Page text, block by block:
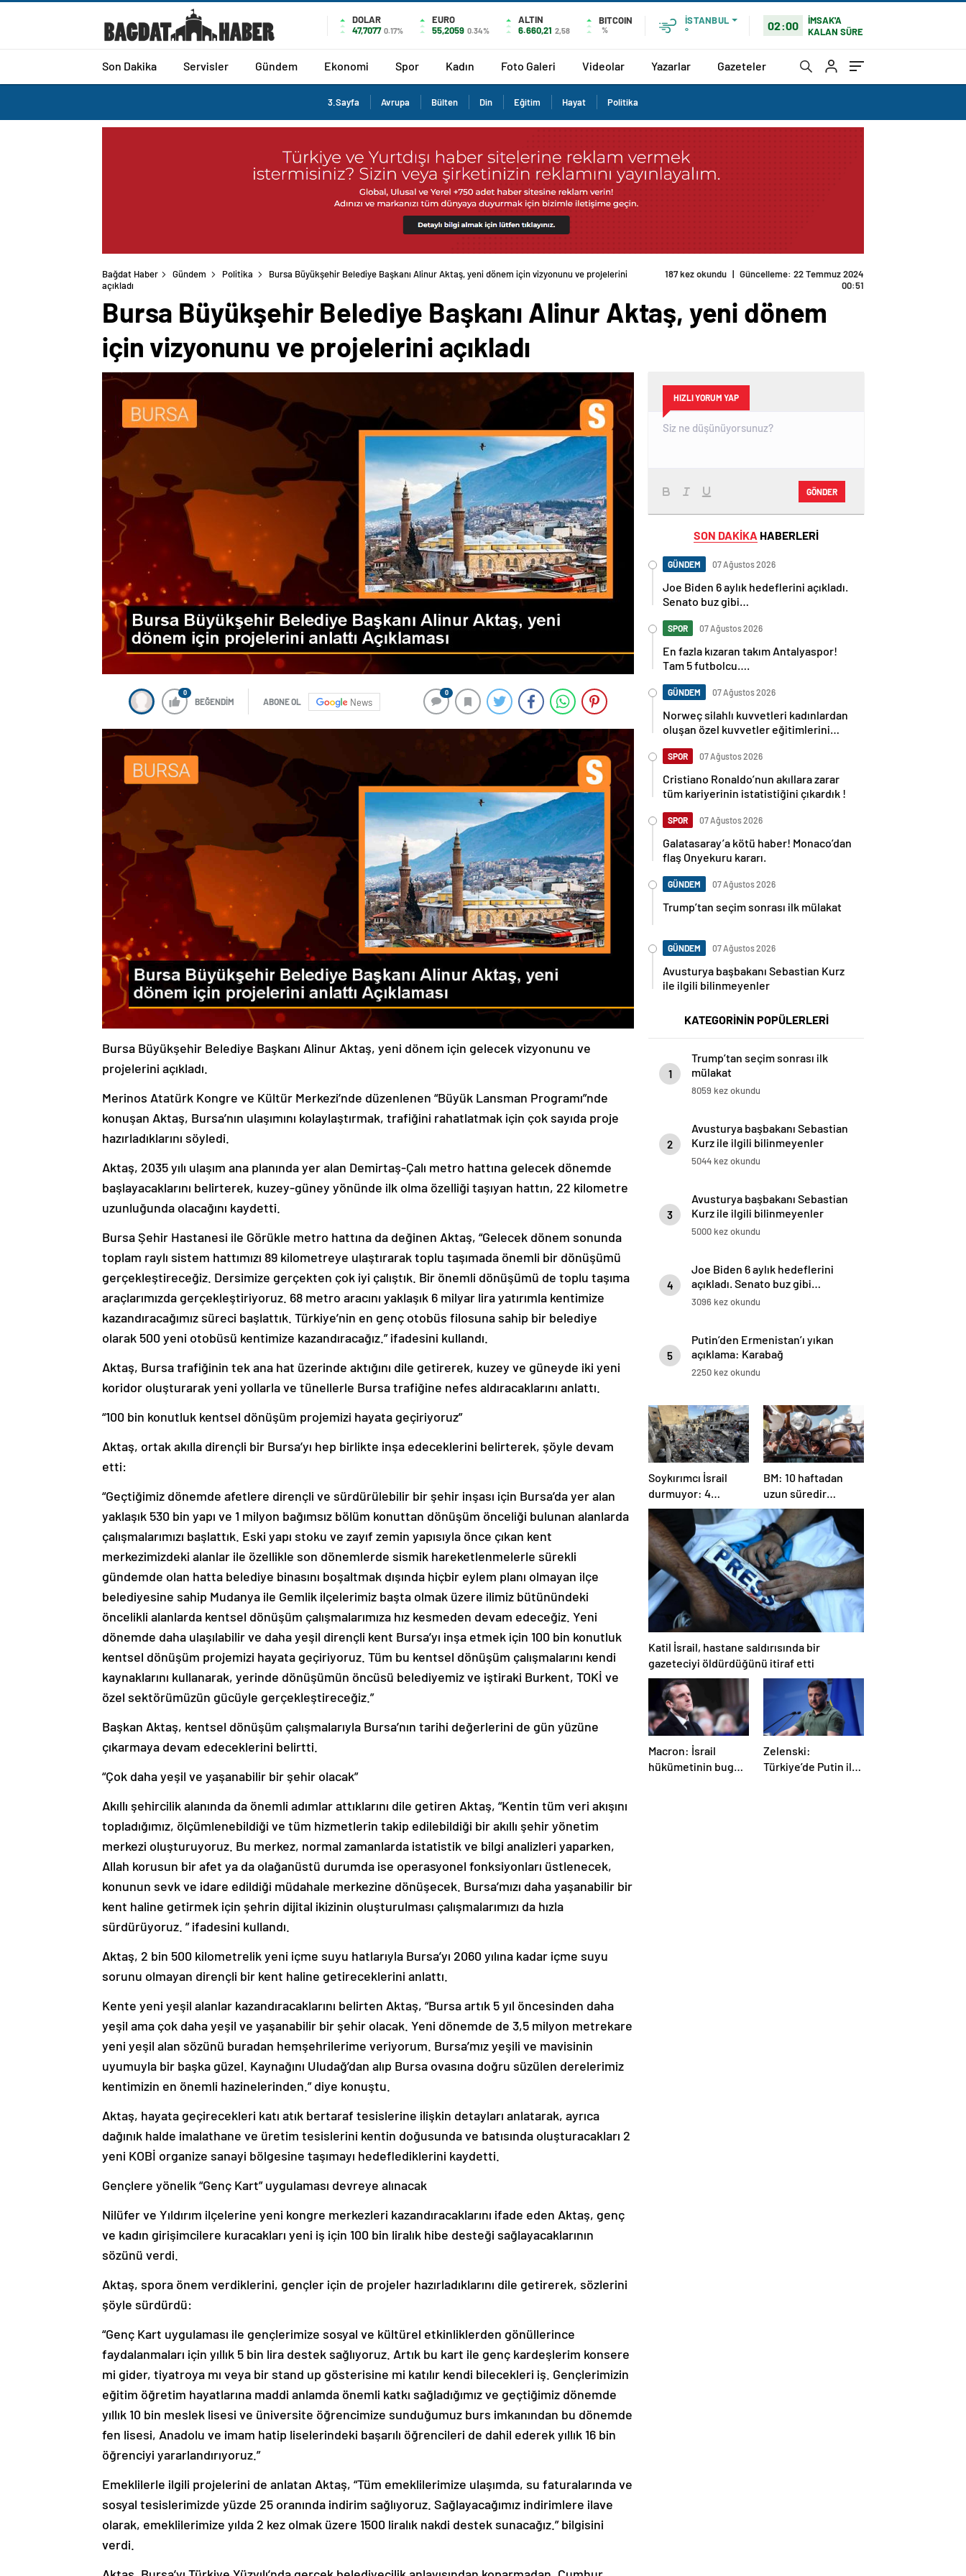
DOLAR
47,7077 0.17%
EURO
55,2059 0.34%
ALTIN
6.660,21 2,58
BITCOIN
%
İSTANBUL
°
02:00
İMSAK'A
KALAN SÜRE
Son Dakika Servisler Gündem Ekonomi Spor Kadın Foto Galeri Videolar Yazarlar Gazeteler
3.Sayfa Avrupa Bülten Din Eğitim Hayat Politika
Bağdat Haber Gündem Politika
Bursa Büyükşehir Belediye Başkanı Alinur Aktaş, yeni dönem için vizyonunu ve projelerini
açıkladı
187 kez okundu | Güncelleme: 22 Temmuz 2024
00:51
Bursa Büyükşehir Belediye Başkanı Alinur Aktaş, yeni dönem
için vizyonunu ve projelerini açıkladı
0
BEĞENDİM ABONE OL News
0
Bursa Büyükşehir Belediye Başkanı Alinur Aktaş, yeni dönem için gelecek vizyonunu ve
projelerini açıkladı.
Merinos Atatürk Kongre ve Kültür Merkezi’nde düzenlenen “Büyük Lansman Programı”nde
konuşan Aktaş, Bursa’nın ulaşımını kolaylaştırmak, trafiğini rahatlatmak için çok sayıda proje
hazırladıklarını söyledi.
Aktaş, 2035 yılı ulaşım ana planında yer alan Demirtaş-Çalı metro hattına gelecek dönemde
başlayacaklarını belirterek, kuzey-güney yönünde ilk olma özelliği taşıyan hattın, 22 kilometre
uzunluğunda olacağını kaydetti.
Bursa Şehir Hastanesi ile Görükle metro hattına da değinen Aktaş, “Gelecek dönem sonunda
toplam raylı sistem hattımızı 89 kilometreye ulaştırarak toplu taşımada önemli bir dönüşümü
gerçekleştireceğiz. Dersimize gerçekten çok iyi çalıştık. Bir önemli dönüşümü de toplu taşıma
araçlarımızda gerçekleştiriyoruz. 68 metro aracını yaklaşık 6 milyar lira yatırımla kentimize
kazandıracağımız süreci başlattık. Türkiye’nin en genç otobüs filosuna sahip bir belediye
olarak 500 yeni otobüsü kentimize kazandıracağız.” ifadesini kullandı.
Aktaş, Bursa trafiğinin tek ana hat üzerinde aktığını dile getirerek, kuzey ve güneyde iki yeni
koridor oluşturarak yeni yollarla ve tünellerle Bursa trafiğine nefes aldıracaklarını anlattı.
“100 bin konutluk kentsel dönüşüm projemizi hayata geçiriyoruz”
Aktaş, ortak akılla dirençli bir Bursa’yı hep birlikte inşa edeceklerini belirterek, şöyle devam
etti:
“Geçtiğimiz dönemde afetlere dirençli ve sürdürülebilir bir şehir inşası için Bursa’da yer alan
yaklaşık 530 bin yapı ve 1 milyon bağımsız bölüm konuttan dönüşüm önceliği bulunan alanlarda
çalışmalarımızı başlattık. Eski yapı stoku ve zayıf zemin yapısıyla önce çıkan kent
merkezimizdeki alanlar ile özellikle son dönemlerde sismik hareketlenmelerle sürekli
gündemde olan hatta belediye binasını boşaltmak dışında hiçbir eylem planı olmayan ilçe
belediyesine sahip Mudanya ile Gemlik ilçelerimiz başta olmak üzere ilimiz bütünündeki
öncelikli alanlarda kentsel dönüşüm çalışmalarımıza hız kesmeden devam edeceğiz. Yeni
dönemde daha ulaşılabilir ve daha yeşil dirençli kent Bursa’yı inşa etmek için 100 bin konutluk
kentsel dönüşüm projemizi hayata geçiriyoruz. Tüm bu kentsel dönüşüm çalışmalarını kendi
kaynaklarını kullanarak, yerinde dönüşümün öncüsü belediyemiz ve iştiraki Burkent, TOKİ ve
özel sektörümüzün gücüyle gerçekleştireceğiz.”
Başkan Aktaş, kentsel dönüşüm çalışmalarıyla Bursa’nın tarihi değerlerini de gün yüzüne
çıkarmaya devam edeceklerini belirtti.
“Çok daha yeşil ve yaşanabilir bir şehir olacak”
Akıllı şehircilik alanında da önemli adımlar attıklarını dile getiren Aktaş, “Kentin tüm veri akışını
topladığımız, ölçümlenebildiği ve tüm hizmetlerin takip edilebildiği bir akıllı şehir yönetim
merkezi oluşturuyoruz. Bu merkez, normal zamanlarda istatistik ve bilgi analizleri yaparken,
Allah korusun bir afet ya da olağanüstü durumda ise operasyonel fonksiyonları üstlenecek,
konunun sevk ve idare edildiği müdahale merkezine dönüşecek. Bursa’mızı daha yaşanabilir bir
kent haline getirmek için şehrin dijital ikizinin oluşturulması çalışmalarımızı da hızla
sürdürüyoruz. ” ifadesini kullandı.
Aktaş, 2 bin 500 kilometrelik yeni içme suyu hatlarıyla Bursa’yı 2060 yılına kadar içme suyu
sorunu olmayan dirençli bir kent haline getireceklerini anlattı.
Kente yeni yeşil alanlar kazandıracaklarını belirten Aktaş, “Bursa artık 5 yıl öncesinden daha
yeşil ama çok daha yeşil ve yaşanabilir bir şehir olacak. Yeni dönemde de 3,5 milyon metrekare
yeni yeşil alan sözünü buradan hemşehrilerime veriyorum. Bursa’mız yeşili ve mavisinin
uyumuyla bir başka güzel. Kaynağını Uludağ’dan alıp Bursa ovasına doğru süzülen derelerimiz
kentimizin en önemli hazinelerinden.” diye konuştu.
Aktaş, hayata geçirecekleri katı atık bertaraf tesislerine ilişkin detayları anlatarak, ayrıca
dağınık halde imalathane ve üretim tesislerini kentin doğusunda ve batısında oluşturacakları 2
yeni KOBİ organize sanayi bölgesine taşımayı hedeflediklerini kaydetti.
Gençlere yönelik “Genç Kart” uygulaması devreye alınacak
Nilüfer ve Yıldırım ilçelerine yeni kongre merkezleri kazandıracaklarını ifade eden Aktaş, genç
ve kadın girişimcilere kuracakları yeni iş için 100 bin liralık hibe desteği sağlayacaklarının
sözünü verdi.
Aktaş, spora önem verdiklerini, gençler için de projeler hazırladıklarını dile getirerek, sözlerini
şöyle sürdürdü:
“Genç Kart uygulaması ile gençlerimize sosyal ve kültürel etkinliklerden gönüllerince
faydalanmaları için yıllık 5 bin lira destek sağlıyoruz. Artık bu kart ile genç kardeşlerim konsere
mi gider, tiyatroya mı veya bir stand up gösterisine mi katılır kendi bilecekleri iş. Gençlerimizin
eğitim öğretim hayatlarına maddi anlamda önemli katkı sağladığımız ve geçtiğimiz dönemde
yıllık 10 bin meslek lisesi ve üniversite öğrencimize sunduğumuz burs imkanından bu dönemde
fen lisesi, Anadolu ve imam hatip liselerindeki başarılı öğrencileri de dahil ederek yıllık 16 bin
öğrenciyi yararlandırıyoruz.”
Emeklilerle ilgili projelerini de anlatan Aktaş, “Tüm emeklilerimize ulaşımda, su faturalarında ve
sosyal tesislerimizde yüzde 25 oranında indirim sağlıyoruz. Sağlayacağımız indirimlere ilave
olarak, emeklilerimize yılda 2 kez olmak üzere 1500 liralık nakdi destek sunacağız.” bilgisini
verdi.
HIZLI YORUM YAP
GÖNDER
SON DAKİKA HABERLERİ
GÜNDEM 07 Ağustos 2026
Joe Biden 6 aylık hedeflerini açıkladı.
Senato buz gibi…
SPOR 07 Ağustos 2026
En fazla kızaran takım Antalyaspor!
Tam 5 futbolcu….
GÜNDEM 07 Ağustos 2026
Norweç silahlı kuvvetleri kadınlardan
oluşan özel kuvvetler eğitimlerini
SPOR 07 Ağustos 2026
Cristiano Ronaldo’nun akıllara zarar
tüm kariyerinin istatistiğini çıkardık !
SPOR 07 Ağustos 2026
Galatasaray’a kötü haber! Monaco’dan
flaş Onyekuru kararı.
GÜNDEM 07 Ağustos 2026
Trump’tan seçim sonrası ilk mülakat
GÜNDEM 07 Ağustos 2026
Avusturya başbakanı Sebastian Kurz
ile ilgili bilinmeyenler
KATEGORİNİN POPÜLERLERİ
1
Trump’tan seçim sonrası ilk
mülakat
8059 kez okundu
2
Avusturya başbakanı Sebastian
Kurz ile ilgili bilinmeyenler
5044 kez okundu
3
Avusturya başbakanı Sebastian
Kurz ile ilgili bilinmeyenler
5000 kez okundu
4
Joe Biden 6 aylık hedeflerini
açıkladı. Senato buz gibi…
3096 kez okundu
5
Putin’den Ermenistan’ı yıkan
açıklama: Karabağ
Azerbaycan’ın ayrılmaz bir
2250 kez okundu
Soykırımcı İsrail
durmuyor: 4
Filistinli öldü, çok
sayıda yaralı var
BM: 10 haftadan
uzun süredir
Gazze’ye yiyecek,
ilaç, su, çadır
girmedi
Katil İsrail, hastane saldırısında bir
gazeteciyi öldürdüğünü itiraf etti
Macron: İsrail
hükümetinin bugün
Zelenski:
Türkiye’de Putin ile